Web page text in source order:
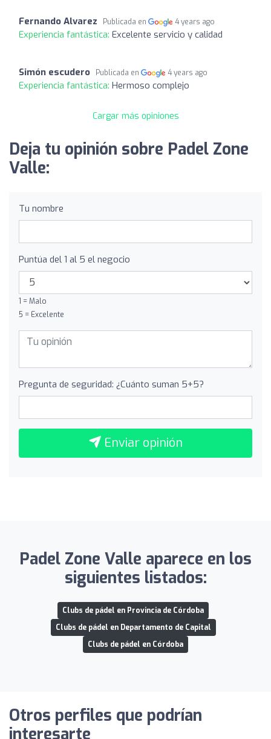
Fernando Alvarez Publicada en 4 years ago
Experiencia fantástica: Excelente servicio y calidad
Simón escudero Publicada en 4 years ago
Experiencia fantástica: Hermoso complejo
Cargar más opiniones
Deja tu opinión sobre Padel Zone
Valle:
Tu nombre
Puntúa del 1 al 5 el negocio
1 = Malo
5 = Excelente
Pregunta de seguridad: ¿Cuánto suman 5+5?
Enviar opinión
Padel Zone Valle aparece en los
siguientes listados:
Clubs de pádel en Provincia de Córdoba
Clubs de pádel en Departamento de Capital
Clubs de pádel en Córdoba
Otros perfiles que podrían
interesarte